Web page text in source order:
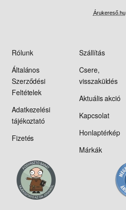
Árukereső.hu
Rólunk
Általános
Szerződési
Feltételek
Adatkezelési
tájékoztató
Fizetés
Szállítás
Csere,
visszaküldés
Aktuális akció
Kapcsolat
Honlaptérkép
Márkák